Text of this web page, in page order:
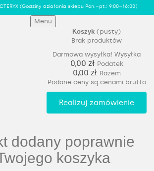
(Godziny działania sklepu Pon.–pt.: 9:00–16:00)
Menu
Koszyk (pusty)
Brak produktów
Darmowa wysyłka! Wysyłka
0,00 zł Podatek
0,00 zł Razem
Podane ceny są cenami brutto
Realizuj zamówienie
dodany poprawnie
koszyka